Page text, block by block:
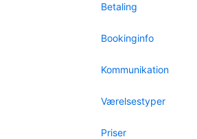
Betaling
Bookinginfo
Kommunikation
Værelsestyper
Priser